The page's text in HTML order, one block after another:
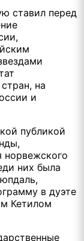
ставил перед
на
и
публикой
норвежского
них была
в дуэте
Кетилом